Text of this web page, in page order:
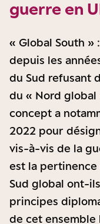
guerre en
« Global South
depuis les
du Sud refusant
du « Nord global
concept a
2022 pour
vis-à-vis de la
est la pertinence
Sud global ont-
principes
de cet ensemble